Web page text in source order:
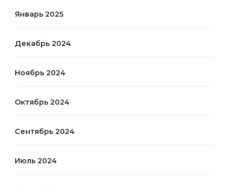
Январь 2025
Декабрь 2024
Ноябрь 2024
Октябрь 2024
Сентябрь 2024
Июль 2024